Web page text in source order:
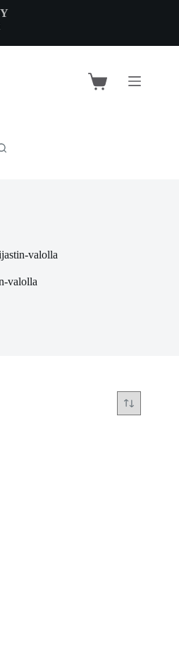
Shopping
valolla
valolla